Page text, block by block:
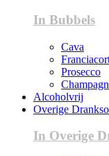
In Bubbels
Cava
Prosecco
Alcoholvrij
Overige
In Overige